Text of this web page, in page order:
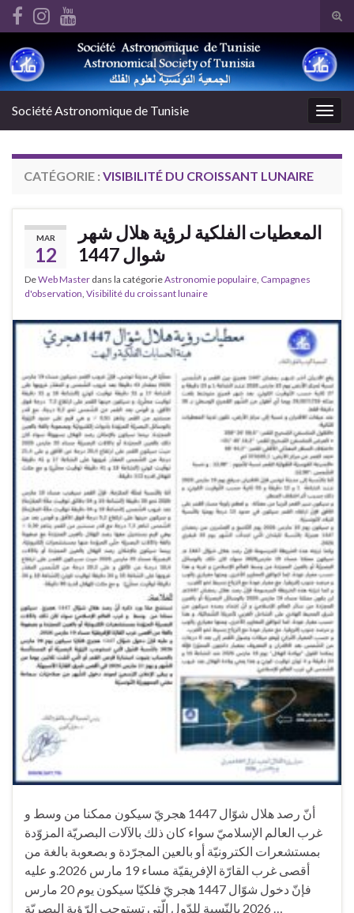
Search for:
Société Astronomique de Tunisie
CATÉGORIE : VISIBILITÉ DU CROISSANT LUNAIRE
MAR
12
المعطيات الفلكية لرؤية هلال شهر
شوال 1447
DeWeb Master dans la catégorieAstronomie populaire Campagnes
d'observation Visibilité du croissant lunaire
أنّ رصد هلال شوّال 1447 هجريّ سيكون ممكنا من وسط و
غرب العالم الإسلاميّ سواء كان ذلك بالآلات البصريّة المزوّدة
بمستشعرات الكترونيّة أو بالعين المجرّدة و بصعوبة بالغة من
أقصى غرب القارّة الإفريقيّة مساء 19 مارس 2026.و عليه
فإنّ دخول شوّال 1447 هجريّ فلكيّا سيكون يوم 20 مارس